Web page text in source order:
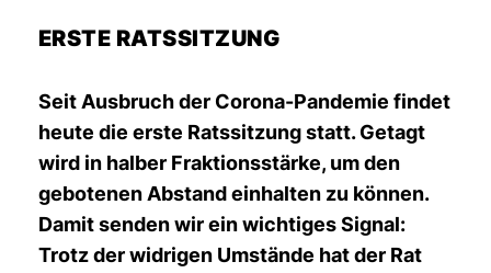
ERSTE RATSSITZUNG
Seit Ausbruch der Corona-Pandemie findet
heute die erste Ratssitzung statt. Getagt
wird in halber Fraktionsstärke, um den
gebotenen Abstand einhalten zu können.
Damit senden wir ein wichtiges Signal:
Trotz der widrigen Umstände hat der Rat